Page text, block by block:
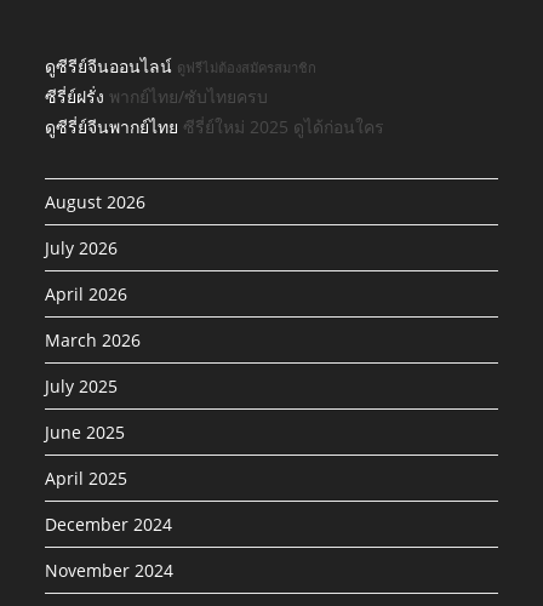
ดูซีรีย์จีนออนไลน์ ดูฟรีไม่ต้องสมัครสมาชิก
ซีรี่ย์ฝรั่ง พากย์ไทย/ซับไทยครบ
ดูซีรี่ย์จีนพากย์ไทย ซีรี่ย์ใหม่ 2025 ดูได้ก่อนใคร
August 2026
July 2026
April 2026
March 2026
July 2025
June 2025
April 2025
December 2024
November 2024